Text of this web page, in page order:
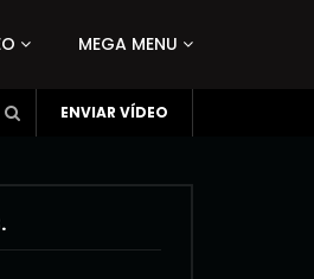
MEGA MENU
ENVIAR VÍDEO